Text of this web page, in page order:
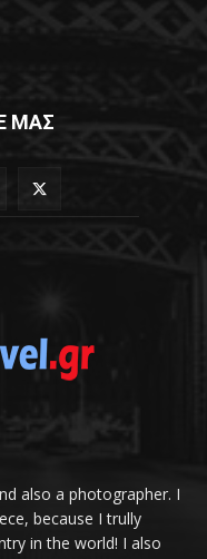
ΜΑΣ
also a photographer. I
because I trully
in the world! I also